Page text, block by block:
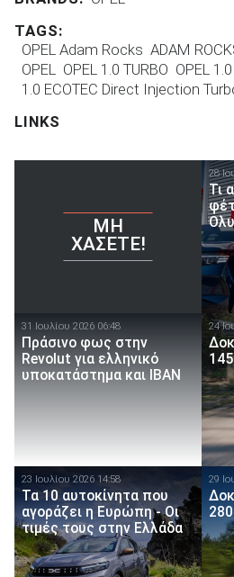
TAGS:
OPEL Adam Rocks ADAM
OPEL
OPEL 1.0 TURBO OPEL
1.0 ECOTEC Direct Injection
LINKS
ΜΗ
ΧΆΣΕΤΕ!
28
Τι
31 Ιουλίου 2026 06:48
Πράσινο φως στην
Revolut για ελληνικό
υποκατάστημα και IBAN
24
23 Ιουλίου 2026 14:58
Τα 10 αυτοκίνητα που
αγοράζει η Ευρώπη - Οι
τιμές τους στην Ελλάδα
29